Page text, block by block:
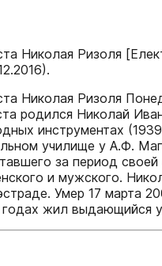
Николая Ризоля
Николая Ризоля
родился Николай
инструментах
училище у А.Ф.
за период
и мужского.
Умер 17 марта
жил выдающийся